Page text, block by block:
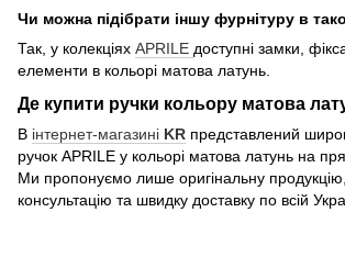
Чи можна підібрати іншу фурнітуру в
Так, у колекціях APRILE доступні замки,
елементи в кольорі матова латунь.
Де купити ручки кольору матова
В інтернет-магазині KR представлений
ручок APRILE у кольорі матова латунь на
Ми пропонуємо лише оригінальну
консультацію та швидку доставку по всій